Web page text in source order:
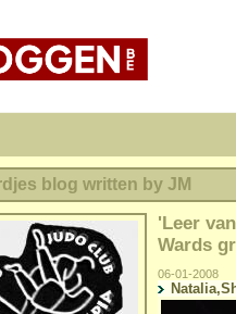
blog written by JM
'Leer
Wards
06-01-2008